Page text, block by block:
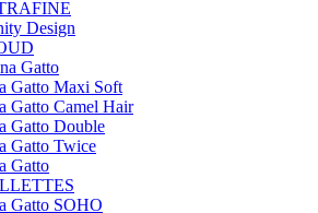
Design
Gatto
Gatto Maxi Soft
Gatto Camel Hair
Gatto Double
Gatto Twice
Gatto
Gatto SOHO